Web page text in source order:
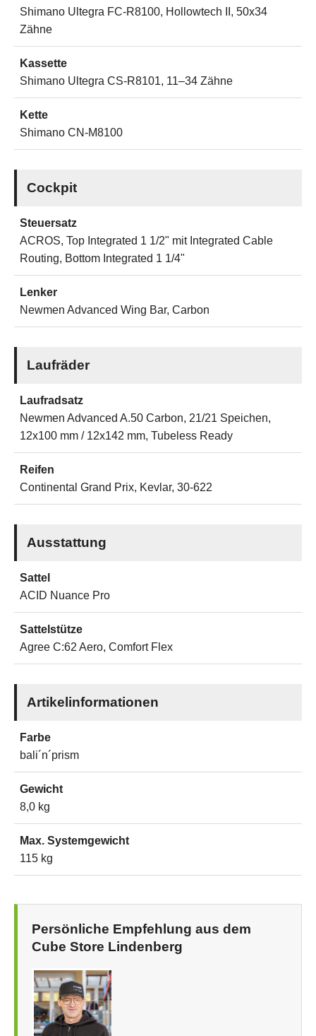
Shimano Ultegra FC-R8100, Hollowtech II, 50x34
Zähne
Kassette
Shimano Ultegra CS-R8101, 11–34 Zähne
Kette
Shimano CN-M8100
Cockpit
Steuersatz
ACROS, Top Integrated 1 1/2" mit Integrated Cable
Routing, Bottom Integrated 1 1/4"
Lenker
Newmen Advanced Wing Bar, Carbon
Laufräder
Laufradsatz
Newmen Advanced A.50 Carbon, 21/21 Speichen,
12x100 mm / 12x142 mm, Tubeless Ready
Reifen
Continental Grand Prix, Kevlar, 30-622
Ausstattung
Sattel
ACID Nuance Pro
Sattelstütze
Agree C:62 Aero, Comfort Flex
Artikelinformationen
Farbe
bali´n´prism
Gewicht
8,0 kg
Max. Systemgewicht
115 kg
Persönliche Empfehlung aus dem
Cube Store Lindenberg